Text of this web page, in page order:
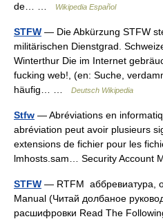
de… …
Wikipedia Español
STFW — Die Abkürzung STFW
militärischen Dienstgrad.
Winterthur Die im Internet
fucking web!, (en: Suche,
häufig… …
Deutsch Wikipedia
Stfw — Abréviations en
abréviation peut avoir plusieurs
extensions de fichier pour les
lmhosts.sam… Security
STFW — RTFM аббревиатура,
Manual (Читай долбаное
расшифровки Read The